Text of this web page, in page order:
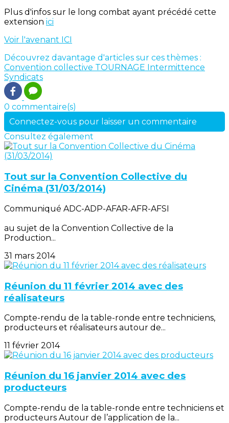
Plus d'infos sur le long combat ayant précédé cette
extension ici
Voir l'avenant ICI
Découvrez davantage d'articles sur ces thèmes :
Convention collective TOURNAGE Intermittence
Syndicats
0 commentaire(s)
Connectez-vous pour laisser un commentaire
Consultez également
Tout sur la Convention Collective du
Cinéma (31/03/2014)
Communiqué ADC-ADP-AFAR-AFR-AFSI
au sujet de la Convention Collective de la
Production...
31 mars 2014
Réunion du 11 février 2014 avec des
réalisateurs
Compte-rendu de la table-ronde entre techniciens,
producteurs et réalisateurs autour de...
11 février 2014
Réunion du 16 janvier 2014 avec des
producteurs
Compte-rendu de la table-ronde entre techniciens et
producteurs Autour de l’application de la...